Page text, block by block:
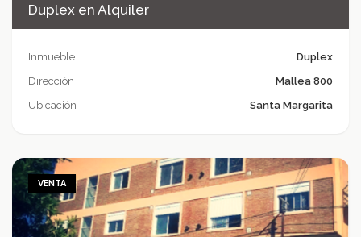
Duplex en Alquiler
Inmueble
Duplex
Dirección
Mallea 800
Ubicación
Santa Margarita
VENTA